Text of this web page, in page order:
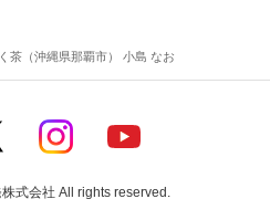
茶（沖縄県那覇市） 小島 なお
式会社 All rights reserved.